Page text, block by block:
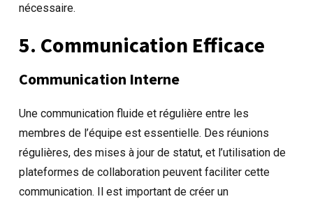
nécessaire.
5. Communication Efficace
Communication Interne
Une communication fluide et régulière entre les
membres de l’équipe est essentielle. Des réunions
régulières, des mises à jour de statut, et l’utilisation de
plateformes de collaboration peuvent faciliter cette
communication. Il est important de créer un